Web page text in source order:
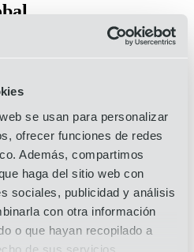
se usan para personalizar
ofrecer funciones de redes
Además, compartimos
haga del sitio web con
sociales, publicidad y análisis
con otra información
o que hayan recopilado a
de sus servicios.
integrales parala
servicios logísticos resistentes que
soluciones probadas y un servicio
encontrar el camino del éxito
allá de lagestióntradicionaldel
por carretera, marítimos y
,logística de proyectos
ofrecemos soluciones
innovadoras
primasy orquestación de la cadena
and AI into daily operations,